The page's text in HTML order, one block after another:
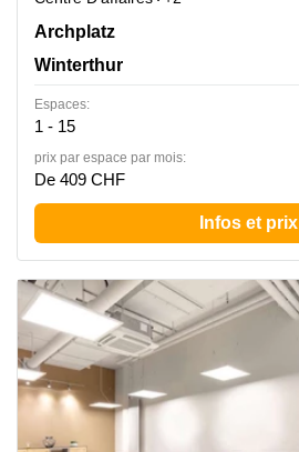
Archplatz 2,2. Stock, Winterthur
Archplatz
Winterthur
Espaces:
1 - 15
prix par espace par mois:
De 409 CHF
Infos et prix